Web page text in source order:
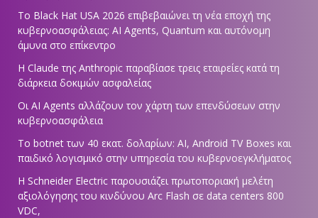
Το Black Hat USA 2026 επιβεβαιώνει τη νέα εποχή της
κυβερνοασφάλειας: AI Agents, Quantum και αυτόνομη
άμυνα στο επίκεντρο
Η Claude της Anthropic παραβίασε τρεις εταιρείες κατά τη
διάρκεια δοκιμών ασφαλείας
Οι AI Agents αλλάζουν τον χάρτη των επενδύσεων στην
κυβερνοασφάλεια
Το botnet των 40 εκατ. δολαρίων: AI, Android TV Boxes και
παιδικό λογισμικό στην υπηρεσία του κυβερνοεγκλήματος
Η Schneider Electric παρουσιάζει πρωτοποριακή μελέτη
αξιολόγησης του κινδύνου Arc Flash σε data centers 800
VDC,